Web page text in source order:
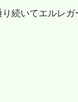
続いてエルレ